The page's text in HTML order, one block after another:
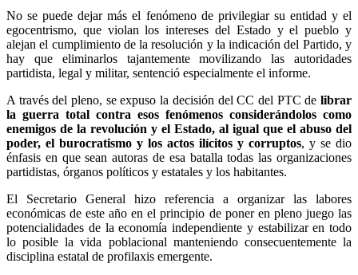
No se puede dejar más el fenómeno de privilegiar su entidad y el
egocentrismo, que violan los intereses del Estado y el pueblo y
alejan el cumplimiento de la resolución y la indicación del Partido, y
hay que eliminarlos tajantemente movilizando las autoridades
partidista, legal y militar, sentenció especialmente el informe.
A través del pleno, se expuso la decisión del CC del PTC de librar
la guerra total contra esos fenómenos considerándolos como
enemigos de la revolución y el Estado, al igual que el abuso del
poder, el burocratismo y los actos ilícitos y corruptos, y se dio
énfasis en que sean autoras de esa batalla todas las organizaciones
partidistas, órganos políticos y estatales y los habitantes.
El Secretario General hizo referencia a organizar las labores
económicas de este año en el principio de poner en pleno juego las
potencialidades de la economía independiente y estabilizar en todo
lo posible la vida poblacional manteniendo consecuentemente la
disciplina estatal de profilaxis emergente.